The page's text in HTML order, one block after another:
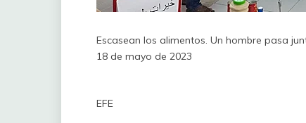
Escasean los alimentos. Un hombre pasa
18 de mayo de 2023
EFE